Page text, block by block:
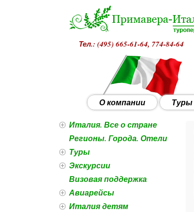
Тел.: (495) 665-61-64, 774-84-64
О компании Туры
Италия. Все о стране
Регионы. Города. Отели
Туры
Экскурсии
Визовая поддержка
Авиарейсы
Италия детям
ведут в Рим с 28 декабря